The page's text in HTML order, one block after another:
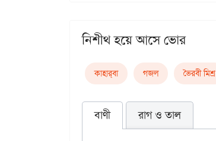
নিশীথ হয়ে আসে ভোর
কাহার্‌বা গজল ভৈরবী মিশ্র
বাণী রাগ ও তাল